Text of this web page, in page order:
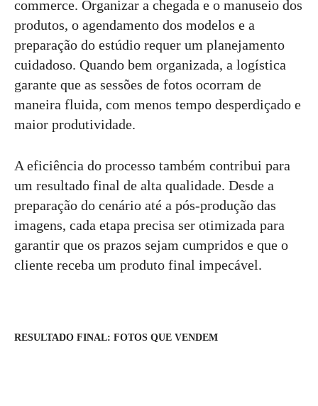
commerce. Organizar a chegada e o manuseio dos
produtos, o agendamento dos modelos e a
preparação do estúdio requer um planejamento
cuidadoso. Quando bem organizada, a logística
garante que as sessões de fotos ocorram de
maneira fluida, com menos tempo desperdiçado e
maior produtividade.
A eficiência do processo também contribui para
um resultado final de alta qualidade. Desde a
preparação do cenário até a pós-produção das
imagens, cada etapa precisa ser otimizada para
garantir que os prazos sejam cumpridos e que o
cliente receba um produto final impecável.
RESULTADO FINAL: FOTOS QUE VENDEM